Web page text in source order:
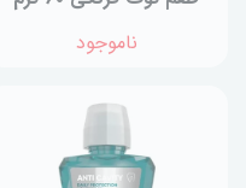
ناموجود